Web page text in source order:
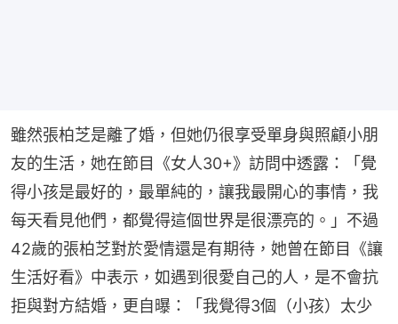
雖然張柏芝是離了婚，但她仍很享受單身與照顧小朋
友的生活，她在節目《女人30+》訪問中透露：「覺
得小孩是最好的，最單純的，讓我最開心的事情，我
每天看見他們，都覺得這個世界是很漂亮的。」不過
42歲的張柏芝對於愛情還是有期待，她曾在節目《讓
生活好看》中表示，如遇到很愛自己的人，是不會抗
拒與對方結婚，更自曝：「我覺得3個（小孩）太少